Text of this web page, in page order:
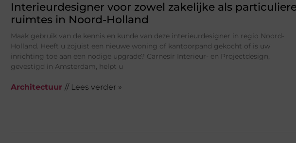
Interieurdesigner voor zowel zakelijke als
ruimtes in Noord-Holland
Maak gebruik van de kennis en kunde van deze interieurdesigner in regio Noord-
Holland. Heeft u zojuist een nieuwe woning of kantoorpand gekocht of is uw
inrichting toe aan een nodige upgrade? Carnesír Interieur- en Projectdesign,
gevestigd in Amsterdam, helpt u
Architectuur // Lees verder »